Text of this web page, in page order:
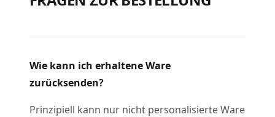
Wie kann ich erhaltene Ware
zurücksenden?
Prinzipiell kann nur nicht personalisierte Ware